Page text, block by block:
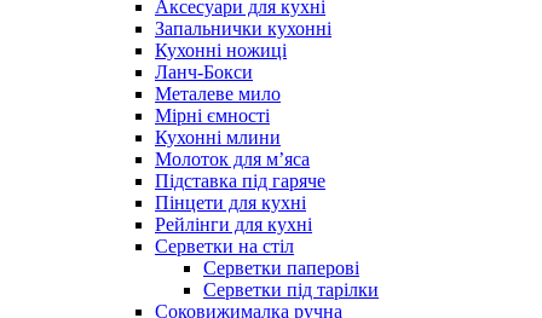
Аксесуари для кухні
Запальнички кухонні
Кухонні ножиці
Ланч-Бокси
Металеве мило
Мірні ємності
Кухонні млини
Молоток для м’яса
Підставка під гаряче
Пінцети для кухні
Рейлінги для кухні
Серветки на стіл
Серветки паперові
Серветки під тарілки
Соковижималка ручна